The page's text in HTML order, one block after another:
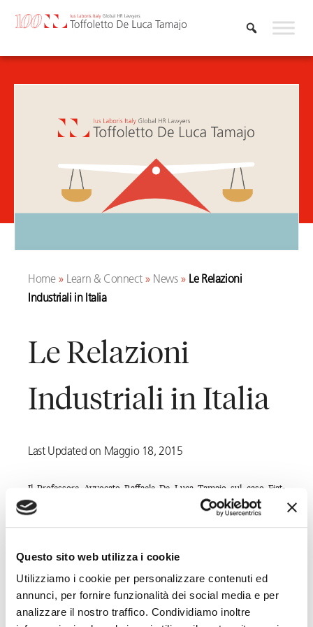
Questo sito web utilizza i cookie
Utilizziamo i cookie per personalizzare contenuti ed
annunci, per fornire funzionalità dei social media e per
analizzare il nostro traffico. Condividiamo inoltre
Home» Learn & Connect» News» Le Relazioni
Industriali in Italia
Le Relazioni
Industriali in Italia
Last Updated on Maggio 18, 2015
Il Professore Avvocato Raffaele De Luca Tamajo sul caso Fiat-
Pomigliano per The Ruling Companies
delle relazioni industriali in Italia organizzato da The Ruling
Companies che si terrà domani 13 maggio 2015 a Milano.